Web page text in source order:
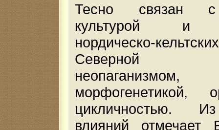
Тесно связан с
культурой и
нордическо-
Северной
неопаганизмом,
морфогенетикой,
цикличностью.
влияний отмечает